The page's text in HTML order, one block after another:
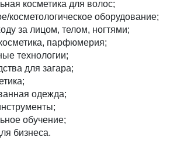
косметика для волос;
косметологическое оборудование;
за лицом, телом, ногтями;
парфюмерия;
технологии;
для загара;
одежда;
обучение;
бизнеса.